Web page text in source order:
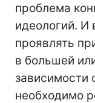
проблема
идеологий. И
проявлять
в большей
зависимости
необходимо